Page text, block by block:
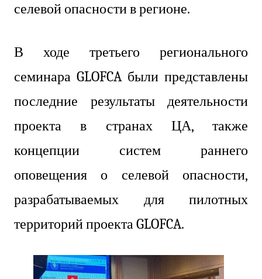
селевой опасности в регионе.
В ходе третьего регионального
семинара GLOFCA были представлены
последние результаты деятельности
проекта в странах ЦА, также
концепции систем раннего
оповещения о селевой опасности,
разрабатываемых для пилотных
территорий проекта GLOFCA.